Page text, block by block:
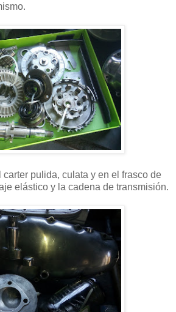
pulida, culata y en el frasco de
elástico y la cadena de transmisión.